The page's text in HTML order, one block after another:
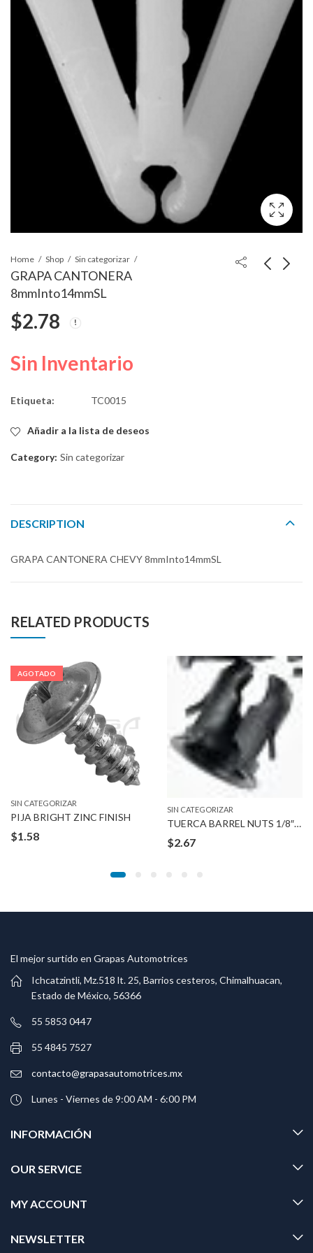
Home Shop Sin categorizar
GRAPA CANTONERA
8mmInto14mmSL
$2.78
Sin Inventario
Etiqueta: TC0015
Añadir a la lista de deseos
Category: Sin categorizar
DESCRIPTION
GRAPA CANTONERA CHEVY 8mmInto14mmSL
RELATED PRODUCTS
AGOTADO
SIN CATEGORIZAR
PIJA BRIGHT ZINC FINISH
$1.58
SIN CATEGORIZAR
TUERCA BARREL NUTS 1/8″ STUD 3/16″HOLE B
$2.67
El mejor surtido en Grapas Automotrices
Ichcatzintli, Mz.518 lt. 25, Barrios cesteros, Chimalhuacan,
Estado de México, 56366
55 5853 0447
55 4845 7527
contacto@grapasautomotrices.mx
Lunes - Viernes de 9:00 AM - 6:00 PM
INFORMACIÓN
OUR SERVICE
MY ACCOUNT
NEWSLETTER